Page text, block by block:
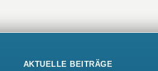
AKTUELLE BEITRÄGE